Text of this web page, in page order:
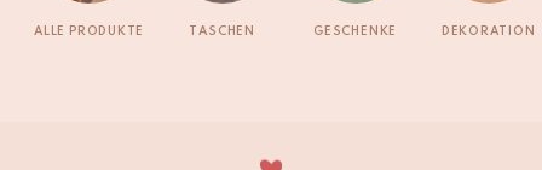
ALLE PRODUKTE TASCHEN GESCHENKE DEKORATION